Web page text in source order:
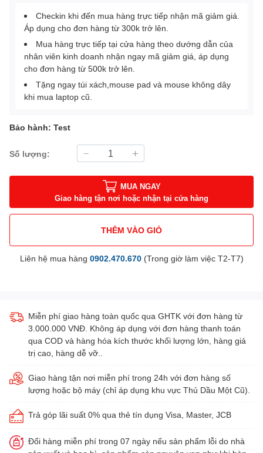
Checkin khi đến mua hàng trực tiếp nhận mã giảm giá.
Áp dụng cho đơn hàng từ 300k trở lên.
Mua hàng trực tiếp tại cửa hàng theo dướng dẫn của
nhân viên kinh doanh nhận ngay mã giảm giá, áp dụng
cho đơn hàng từ 500k trở lên.
Tặng ngay túi xách,mouse pad và mouse không dây
khi mua laptop cũ.
Bảo hành: Test
Số lượng:
MUA NGAY
Giao hàng tận nơi hoặc nhận tại cửa hàng
THÊM VÀO GIỎ
Liên hệ mua hàng 0902.470.670(Trong giờ làm việc T2-T7)
Miễn phí giao hàng toàn quốc qua GHTK với đơn hàng từ
3.000.000 VNĐ. Không áp dụng với đơn hàng thanh toán
qua COD và hàng hóa kích thước khối lượng lớn, hàng giá
trị cao, hàng dễ vỡ..
Giao hàng tận nơi miễn phí trong 24h với đơn hàng số
lượng hoặc bộ máy (chỉ áp dụng khu vực Thủ Dầu Một Cũ).
Trả góp lãi suất 0% qua thẻ tín dụng Visa, Master, JCB
Đổi hàng miễn phí trong 07 ngày nếu sản phẩm lỗi do nhà